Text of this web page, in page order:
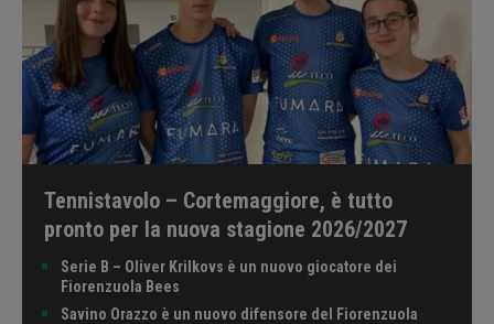
Tennistavolo – Cortemaggiore, è tutto
pronto per la nuova stagione 2026/2027
Serie B – Oliver Krilkovs è un nuovo giocatore dei
Fiorenzuola Bees
Savino Orazzo è un nuovo difensore del Fiorenzuola